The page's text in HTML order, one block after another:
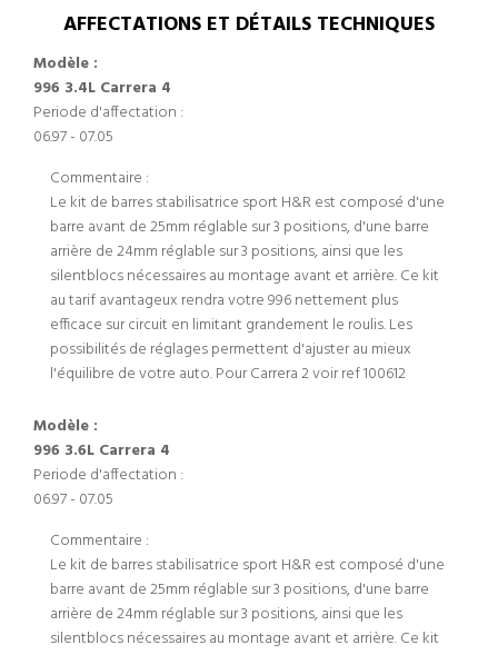
AFFECTATIONS ET DÉTAILS TECHNIQUES
Modèle :
996 3.4L Carrera 4
Periode d'affectation :
06.97 - 07.05
Commentaire :
Le kit de barres stabilisatrice sport H&R est composé d'une
barre avant de 25mm réglable sur 3 positions, d'une barre
arrière de 24mm réglable sur 3 positions, ainsi que les
silentblocs nécessaires au montage avant et arrière. Ce kit
au tarif avantageux rendra votre 996 nettement plus
efficace sur circuit en limitant grandement le roulis. Les
possibilités de réglages permettent d'ajuster au mieux
l'équilibre de votre auto. Pour Carrera 2 voir ref 100612
Modèle :
996 3.6L Carrera 4
Periode d'affectation :
06.97 - 07.05
Commentaire :
Le kit de barres stabilisatrice sport H&R est composé d'une
barre avant de 25mm réglable sur 3 positions, d'une barre
arrière de 24mm réglable sur 3 positions, ainsi que les
silentblocs nécessaires au montage avant et arrière. Ce kit